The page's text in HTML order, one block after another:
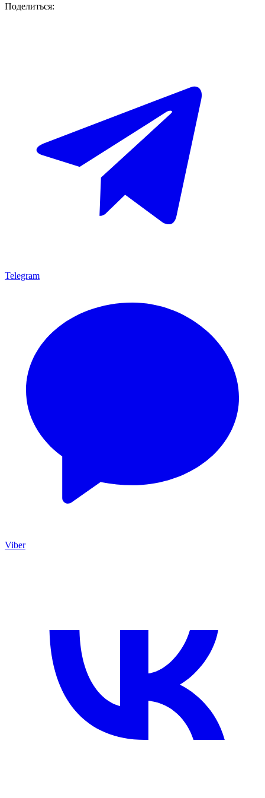
Поделиться:
Telegram
Viber